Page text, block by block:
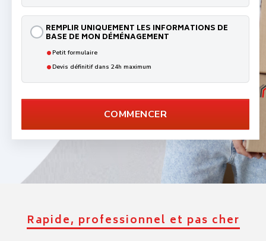
REMPLIR UNIQUEMENT LES INFORMATIONS DE
BASE DE MON DÉMÉNAGEMENT
•Petit formulaire
•Devis définitif dans 24h maximum
COMMENCER
Rapide, professionnel et pas cher